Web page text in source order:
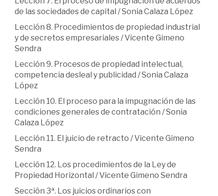
de las sociedades de capital / Sonia Calaza López
Lección 8. Procedimientos de propiedad industrial
y de secretos empresariales / Vicente Gimeno
Sendra
Lección 9. Procesos de propiedad intelectual,
competencia desleal y publicidad / Sonia Calaza
López
Lección 10. El proceso para la impugnación de las
condiciones generales de contratación / Sonia
Calaza López
Lección 11. El juicio de retracto / Vicente Gimeno
Sendra
Lección 12. Los procedimientos de la Ley de
Propiedad Horizontal / Vicente Gimeno Sendra
Sección 3ª. Los juicios ordinarios con